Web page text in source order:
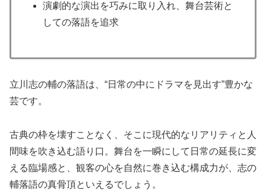
演劇的な演出を巧みに取り入れ、舞台芸術と
しての落語を追求
立川志の輔の落語は、“日常の中にドラマを見出す”豊かな
芸です。
古典の枠を壊すことなく、そこに現代的なリアリティと人
間味を吹き込む語り口。舞台を一瞬にして日常の延長に変
える臨場感と、観客の心を自然に巻き込む構成力が、志の
輔落語の真骨頂といえるでしょう。